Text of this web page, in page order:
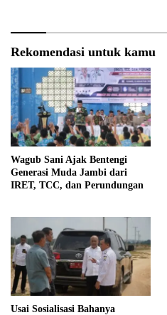
Rekomendasi untuk kamu
Wagub Sani Ajak Bentengi
Generasi Muda Jambi dari
IRET, TCC, dan Perundungan
Usai Sosialisasi Bahanya